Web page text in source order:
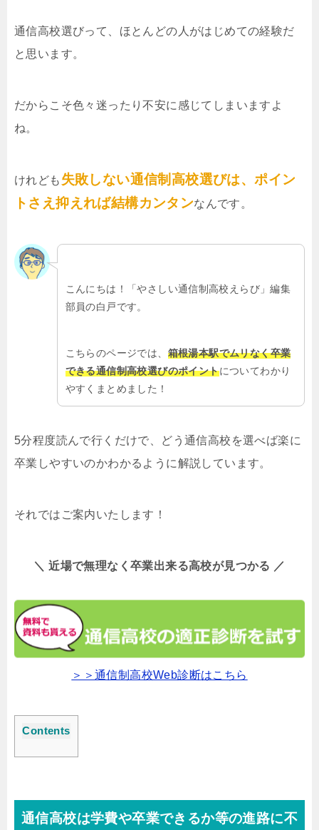
通信高校選びって、ほとんどの人がはじめての経験だ
と思います。
だからこそ色々迷ったり不安に感じてしまいますよ
ね。
けれども 失敗しない通信制高校選びは、ポイン
トさえ抑えれば結構カンタンなんです。
こんにちは！「やさしい通信制高校えらび」編集
部員の白戸です。
こちらのページでは、 箱根湯本駅でムリなく卒業
できる通信制高校選びのポイントについてわかり
やすくまとめました！
5分程度読んで行くだけで、どう通信高校を選べば楽に
卒業しやすいのかわかるように解説しています。
それではご案内いたします！
＼ 近場で無理なく卒業出来る高校が見つかる ／
＞＞通信制高校Web診断はこちら
Contents
通信高校は学費や卒業できるか等の進路に不